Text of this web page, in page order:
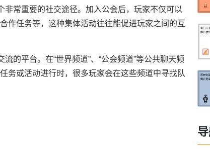
非常重要的社交途径。加入公会后，玩家不仅可以
作任务等，这种集体活动往往能促进玩家之间的互
的平台。在“世界频道”、“公会频道”等公共聊天频
务或活动进行时，很多玩家会在这些频道中寻找队